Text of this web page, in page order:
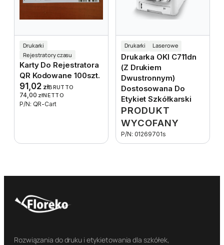
Drukarki
Rejestratory czasu
Karty Do Rejestratora
QR Kodowane 100szt.
91,02 złBRUTTO
74,00 złNETTO
P/N: QR-Cart
Drukarki Laserowe
Drukarka OKI C711dn
(z Drukiem
Dwustronnym)
Dostosowana Do
Etykiet Szkółkarski
PRODUKT
WYCOFANY
P/N: 01269701s
Rozwiązania do druku i etykietowania dla szkółek,